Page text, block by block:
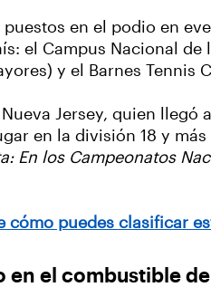
en el podio en
el Campus Nacional de
y el Barnes Tennis
Jersey, quien llegó
en la división 18 y
En los Campeonatos
cómo puedes clasificar
en el combustible de